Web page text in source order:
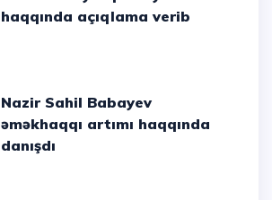
haqqında açıqlama verib
Nazir Sahil Babayev
əməkhaqqı artımı haqqında
danışdı